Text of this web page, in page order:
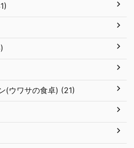
(ウワサの食卓) (21)